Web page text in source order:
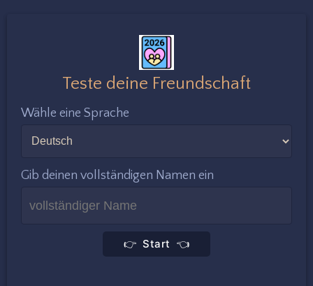
Teste deine Freundschaft
Wähle eine Sprache
Gib deinen vollständigen Namen ein
👉 Start 👈